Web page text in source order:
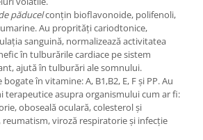
păducelconțin bioflavonoide, polifenoli,
Au proprități cariodtonice,
sanguină, normalizează activitatea
în tulburările cardiace pe sistem
ajută în tulburări ale somnului.
în vitamine: A, B1,B2, E, F și PP. Au
terapeutice asupra organismului cum ar fi:
oboseală oculară, colesterol și
viroză respiratorie și infecție